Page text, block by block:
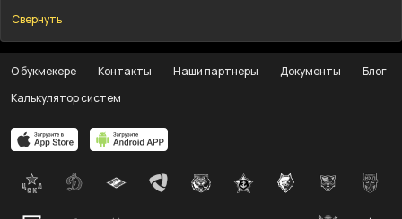
Свернуть
О букмекере Контакты Наши партнеры Документы
Блог
Калькулятор систем